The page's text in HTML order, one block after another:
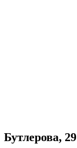
Бутлерова, 29